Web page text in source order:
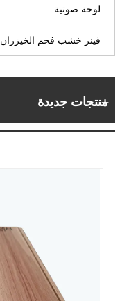
لوحة صوتية
فينر خشب فحم الخيزران
منتجات جديدة